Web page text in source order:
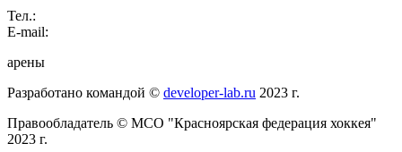
Тел.:
E-mail:
арены
Разработано командой © developer-lab.ru 2023 г.
Правообладатель © МСО "Красноярская федерация хоккея"
2023 г.